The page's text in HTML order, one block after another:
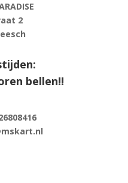
2
bellen!!